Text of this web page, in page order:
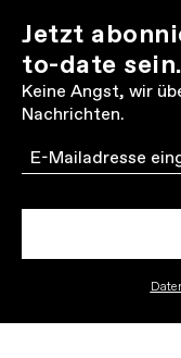
Jetzt
to-date sein.
Keine Angst, wir
Nachrichten.
Email